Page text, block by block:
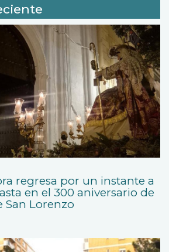
regresa por un instante a
en el 300 aniversario de
San Lorenzo